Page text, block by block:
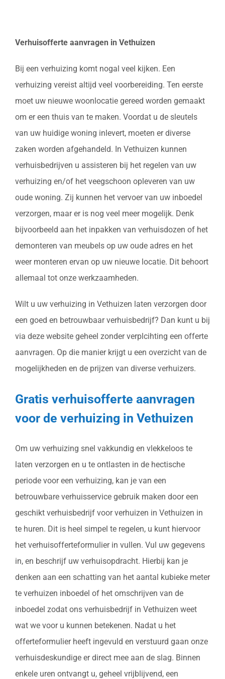
Verhuisofferte aanvragen in Vethuizen
Bij een verhuizing komt nogal veel kijken. Een
verhuizing vereist altijd veel voorbereiding. Ten eerste
moet uw nieuwe woonlocatie gereed worden gemaakt
om er een thuis van te maken. Voordat u de sleutels
van uw huidige woning inlevert, moeten er diverse
zaken worden afgehandeld. In Vethuizen kunnen
verhuisbedrijven u assisteren bij het regelen van uw
verhuizing en/of het veegschoon opleveren van uw
oude woning. Zij kunnen het vervoer van uw inboedel
verzorgen, maar er is nog veel meer mogelijk. Denk
bijvoorbeeld aan het inpakken van verhuisdozen of het
demonteren van meubels op uw oude adres en het
weer monteren ervan op uw nieuwe locatie. Dit behoort
allemaal tot onze werkzaamheden.
Wilt u uw verhuizing in Vethuizen laten verzorgen door
een goed en betrouwbaar verhuisbedrijf? Dan kunt u bij
via deze website geheel zonder verplcihting een offerte
aanvragen. Op die manier krijgt u een overzicht van de
mogelijkheden en de prijzen van diverse verhuizers.
Gratis verhuisofferte aanvragen
voor de verhuizing in Vethuizen
Om uw verhuizing snel vakkundig en vlekkeloos te
laten verzorgen en u te ontlasten in de hectische
periode voor een verhuizing, kan je van een
betrouwbare verhuisservice gebruik maken door een
geschikt verhuisbedrijf voor verhuizen in Vethuizen in
te huren. Dit is heel simpel te regelen, u kunt hiervoor
het verhuisofferteformulier in vullen. Vul uw gegevens
in, en beschrijf uw verhuisopdracht. Hierbij kan je
denken aan een schatting van het aantal kubieke meter
te verhuizen inboedel of het omschrijven van de
inboedel zodat ons verhuisbedrijf in Vethuizen weet
wat we voor u kunnen betekenen. Nadat u het
offerteformulier heeft ingevuld en verstuurd gaan onze
verhuisdeskundige er direct mee aan de slag. Binnen
enkele uren ontvangt u, geheel vrijblijvend, een